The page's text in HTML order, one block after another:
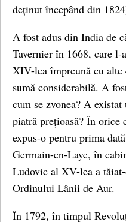
deținut începând din
A fost adus din India de
Tavernier în 1668, care
XIV-lea împreună cu alte
sumă considerabilă. A
cum se zvonea? A
piatră prețioasă? În
expus-o pentru prima
Germain-en-Laye, în
Ludovic al XV-lea a
Ordinului Lânii de Aur.
În 1792, în timpul